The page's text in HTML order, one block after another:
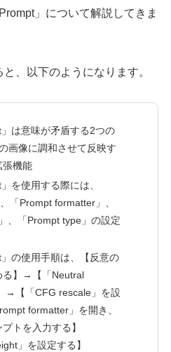
」について解説してきま
、以下のようになります。
」は意味が矛盾する2つの
画像に調和させて反映す
張機能
を使用する際には、
「Prompt formatter」、
、「Prompt type」の設定
」の使用手順は、【反意の
る】→【「Neutral
→【「CFG rescale」を設
formatter」を開き、
トを入力する】
」を設定する】